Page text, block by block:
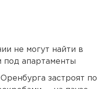
не могут найти в
под апартаменты
застроят по